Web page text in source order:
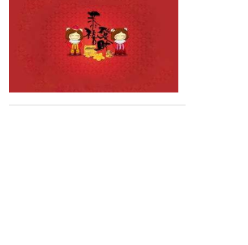
词-胡歌、阿兰·达瓦卓玛